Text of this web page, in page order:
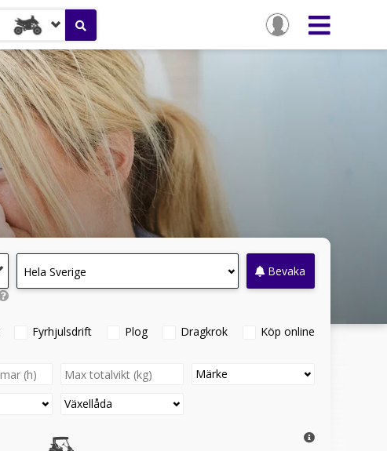
Hela Sverige Bevaka
Fyrhjulsdrift Plog Dragkrok Köp online
Växellåda
Märke